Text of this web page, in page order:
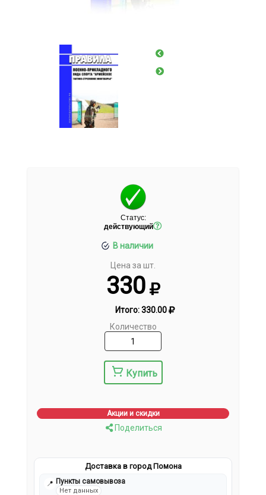
Статус:
действующий
В наличии
Цена за шт.
330
Итого:330.00
Количество
Купить
Акции и скидки
Поделиться
Доставка в город Помона
📍 Пункты самовывоза
Нет данных